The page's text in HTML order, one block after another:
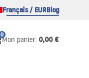
Français / EURBlog
0
Mon panier: 0,00 €